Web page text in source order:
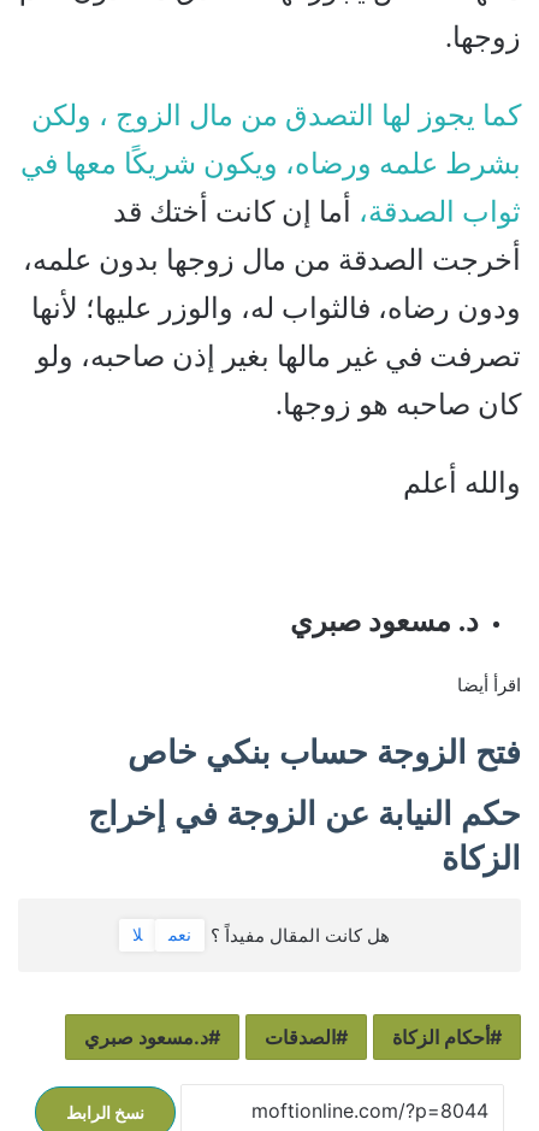
زوجها.
كما يجوز لها التصدق من مال الزوج ، ولكن
بشرط علمه ورضاه، ويكون شريكًا معها في
ثواب الصدقة، أما إن كانت أختك قد
أخرجت الصدقة من مال زوجها بدون علمه،
ودون رضاه، فالثواب له، والوزر عليها؛ لأنها
تصرفت في غير مالها بغير إذن صاحبه، ولو
كان صاحبه هو زوجها.
والله أعلم
د. مسعود صبري
اقرأ أيضا
فتح الزوجة حساب بنكي خاص
حكم النيابة عن الزوجة في إخراج
الزكاة
هل كانت المقال مفيداً ؟ نعم لا
أحكام الزكاة الصدقات د.مسعود صبري
نسخ الرابط